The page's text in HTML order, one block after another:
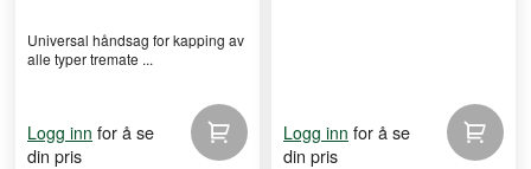
Universal håndsag for kapping av
alle typer tremate ...
Logg inn for å se
din pris
Logg inn for å se
din pris